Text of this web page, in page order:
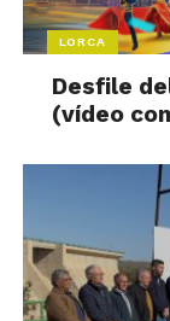
LORCA
Desfile
(vídeo